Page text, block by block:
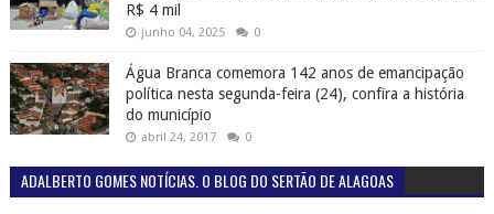
R$ 4 mil
junho 04, 2025 0
Água Branca comemora 142 anos de emancipação
política nesta segunda-feira (24), confira a história
do município
abril 24, 2017 0
ADALBERTO GOMES NOTÍCIAS. O BLOG DO SERTÃO DE ALAGOAS